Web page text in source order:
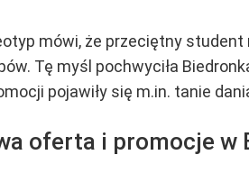
mówi, że przeciętny
Tę myśl pochwyciła
pojawiły się m.in. tanie
oferta i promocje w